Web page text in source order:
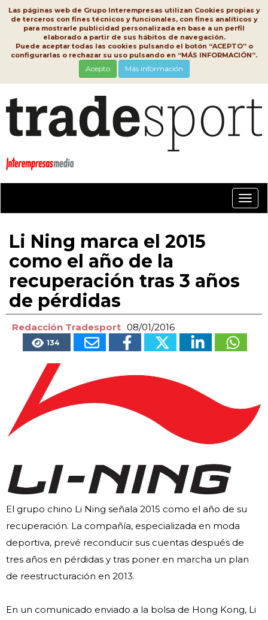
Las páginas web de Grupo Interempresas utilizan Cookies propias y
de terceros con fines técnicos y funcionales, con fines analíticos y
para mostrarle publicidad personalizada en base a un perfil
elaborado a partir de sus hábitos de navegación.
Puede aceptar todas las cookies pulsando el botón “ACEPTO” o
configurarlas o rechazar su uso pulsando en “MÁS INFORMACIÓN”.
Acepto Más información
Li Ning marca el 2015
como el año de la
recuperación tras 3 años
de pérdidas
Redacción Tradesport 08/01/2016
134
El grupo chino Li Ning señala 2015 como el año de su
recuperación. La compañía, especializada en moda
deportiva, prevé reconducir sus cuentas después de
tres años en pérdidas y tras poner en marcha un plan
de reestructuración en 2013.
En un comunicado enviado a la bolsa de Hong Kong, Li